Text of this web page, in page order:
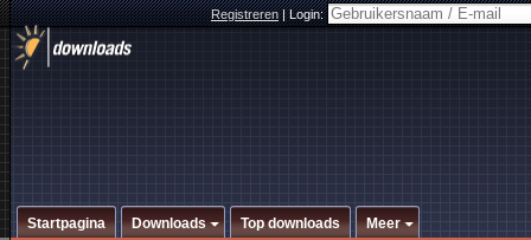
Registreren|Login:
Startpagina Downloads Top downloads Meer